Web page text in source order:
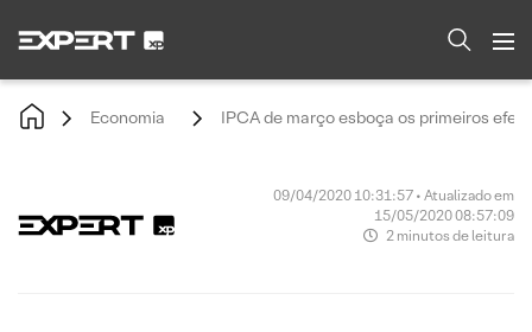
Economia IPCA de março esboça os primeiros
09/04/2020 10:31:57 • Atualizado em
15/05/2020 08:57:09
2 minutos de leitura